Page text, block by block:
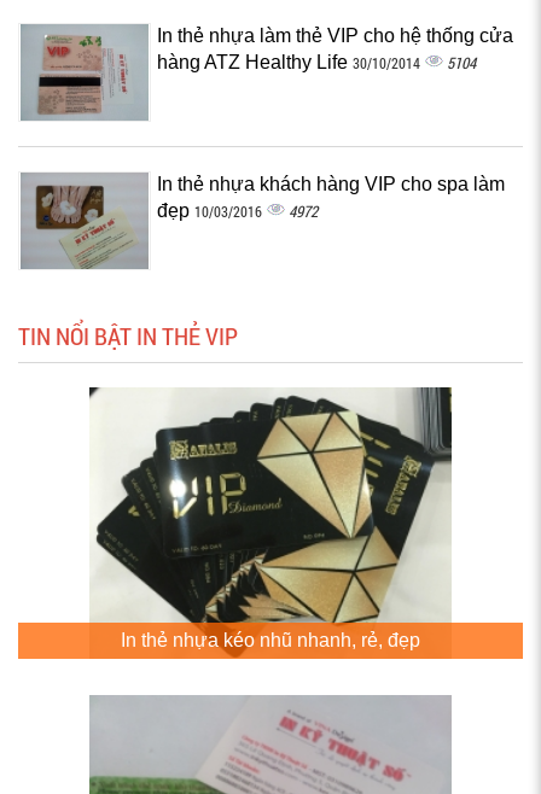
In thẻ nhựa làm thẻ VIP cho hệ thống cửa
hàng ATZ Healthy Life 30/10/2014 5104
In thẻ nhựa khách hàng VIP cho spa làm
đẹp 10/03/2016 4972
TIN NỔI BẬT IN THẺ VIP
In thẻ nhựa kéo nhũ nhanh, rẻ, đẹp